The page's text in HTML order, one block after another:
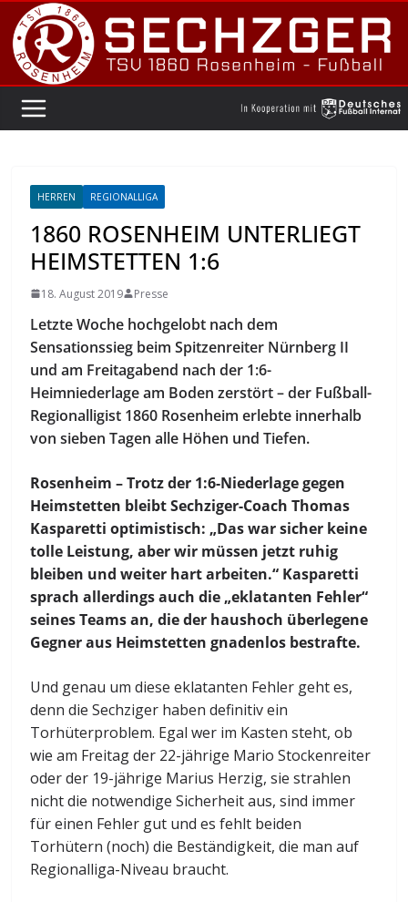
Zum
Inhalt
springen
HERREN REGIONALLIGA
1860 ROSENHEIM UNTERLIEGT
HEIMSTETTEN 1:6
18. August 2019 Presse
Letzte Woche hochgelobt nach dem
Sensationssieg beim Spitzenreiter Nürnberg II
und am Freitagabend nach der 1:6-
Heimniederlage am Boden zerstört – der Fußball-
Regionalligist 1860 Rosenheim erlebte innerhalb
von sieben Tagen alle Höhen und Tiefen.
Rosenheim – Trotz der 1:6-Niederlage gegen
Heimstetten bleibt Sechziger-Coach Thomas
Kasparetti optimistisch: „Das war sicher keine
tolle Leistung, aber wir müssen jetzt ruhig
bleiben und weiter hart arbeiten.“ Kasparetti
sprach allerdings auch die „eklatanten Fehler“
seines Teams an, die der haushoch überlegene
Gegner aus Heimstetten gnadenlos bestrafte.
Und genau um diese eklatanten Fehler geht es,
denn die Sechziger haben definitiv ein
Torhüterproblem. Egal wer im Kasten steht, ob
wie am Freitag der 22-jährige Mario Stockenreiter
oder der 19-jährige Marius Herzig, sie strahlen
nicht die notwendige Sicherheit aus, sind immer
für einen Fehler gut und es fehlt beiden
Torhütern (noch) die Beständigkeit, die man auf
Regionalliga-Niveau braucht.